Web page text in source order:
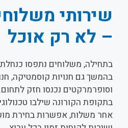
שירותי
– לא רק אוכל
בתחילה, משלוחים נתפסו
בהמשך גם חנויות קוסמטיקה,
וסופרמרקטים נכנסו חזק
בתקופת הקורונה שילבו
אחר משלוח, אפשרות בחירת